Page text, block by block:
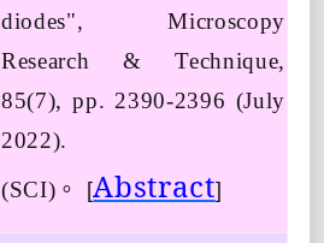
diodes", Microscopy
Research & Technique,
85(7), pp. 2390-2396 (July
2022).
(SCI) 。 [Abstract]